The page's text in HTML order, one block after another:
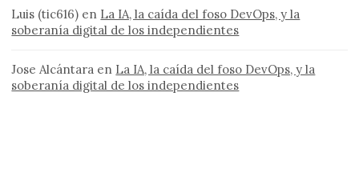
Luis (tic616) en La IA, la caída del foso DevOps, y la
soberanía digital de los independientes
Jose Alcántara en La IA, la caída del foso DevOps, y la
soberanía digital de los independientes